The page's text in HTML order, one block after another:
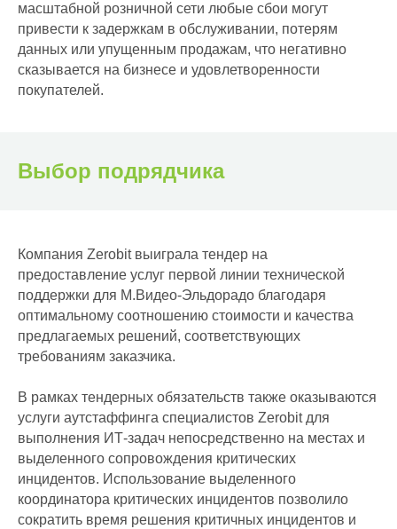
масштабной розничной сети любые сбои могут
привести к задержкам в обслуживании, потерям
данных или упущенным продажам, что негативно
сказывается на бизнесе и удовлетворенности
покупателей.
Выбор подрядчика
Компания Zerobit выиграла тендер на
предоставление услуг первой линии технической
поддержки для М.Видео-Эльдорадо благодаря
оптимальному соотношению стоимости и качества
предлагаемых решений, соответствующих
требованиям заказчика.
В рамках тендерных обязательств также оказываются
услуги аутстаффинга специалистов Zerobit для
выполнения ИТ-задач непосредственно на местах и
выделенного сопровождения критических
инцидентов. Использование выделенного
координатора критических инцидентов позволило
сократить время решения критичных инцидентов и